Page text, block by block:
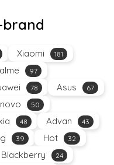
brand
Xiaomi 181
97
78 Asus 67
50
48 Advan 43
39 Hot 32
Blackberry 24